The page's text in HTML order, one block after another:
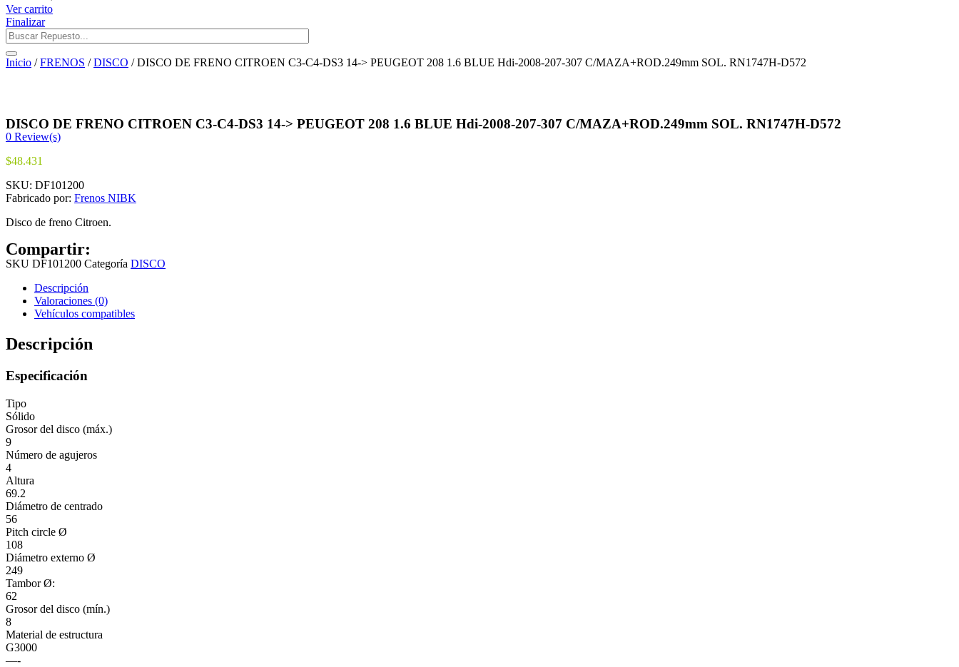
Ver carrito
Finalizar
Inicio /FRENOS /DISCO / DISCO DE FRENO CITROEN C3-C4-DS3 14-> PEUGEOT 208 1.6 BLUE Hdi-2008-207-307 C/MAZA+ROD.249mm SOL. RN1747H-D572
DISCO DE FRENO CITROEN C3-C4-DS3 14-> PEUGEOT 208 1.6 BLUE Hdi-2008-207-307 C/MAZA+ROD.249mm SOL. RN1747H-D572
0 Review(s)
$48.431
SKU: DF101200
Fabricado por: Frenos NIBK
Disco de freno Citroen.
Compartir:
SKU DF101200 Categoría DISCO
Descripción
Valoraciones (0)
Vehículos compatibles
Descripción
Especificación
Tipo
Sólido
Grosor del disco (máx.)
9
Número de agujeros
4
Altura
69.2
Diámetro de centrado
56
Pitch circle Ø
108
Diámetro externo Ø
249
Tambor Ø:
62
Grosor del disco (mín.)
8
Material de estructura
G3000
—-